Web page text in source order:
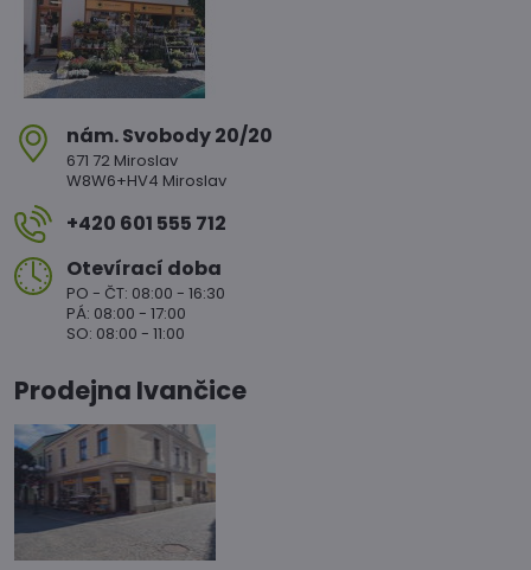
nám​. Svobody 20/20
671 72 Miroslav
W8W6+HV4 Miroslav
+420 601 555 712
Otevírací doba
PO - ČT: 08:00 - 16:30
PÁ: 08:00 - 17:00
SO: 08:00 - 11:00
Prodejna Ivančice